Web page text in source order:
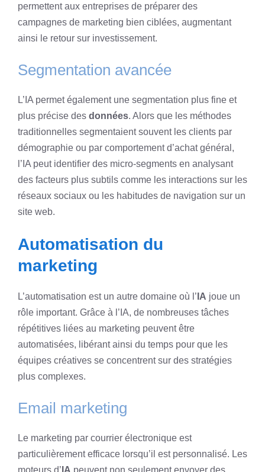
permettent aux entreprises de préparer des
campagnes de marketing bien ciblées, augmentant
ainsi le retour sur investissement.
Segmentation avancée
L’IA permet également une segmentation plus fine et
plus précise des données. Alors que les méthodes
traditionnelles segmentaient souvent les clients par
démographie ou par comportement d’achat général,
l’IA peut identifier des micro-segments en analysant
des facteurs plus subtils comme les interactions sur les
réseaux sociaux ou les habitudes de navigation sur un
site web.
Automatisation du
marketing
L’automatisation est un autre domaine où l’ IA joue un
rôle important. Grâce à l’IA, de nombreuses tâches
répétitives liées au marketing peuvent être
automatisées, libérant ainsi du temps pour que les
équipes créatives se concentrent sur des stratégies
plus complexes.
Email marketing
Le marketing par courrier électronique est
particulièrement efficace lorsqu’il est personnalisé. Les
moteurs d’ IA peuvent non seulement envoyer des